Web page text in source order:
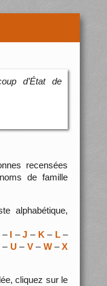
d’État de
recensées
de famille
alphabétique,
– I –J– K– L–
– U– V– W –X
cliquez sur le